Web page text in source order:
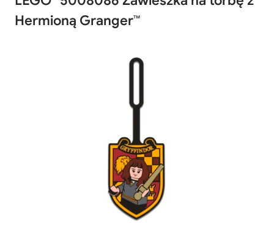
Hermioną Granger™